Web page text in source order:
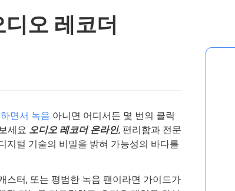
오 레코더
면서 녹음 아니면 어디서든 몇 번의 클릭
세요 오디오 레코더 온라인, 편리함과 전문
지털 기술의 비밀을 밝혀 가능성의 바다를
스터, 또는 평범한 녹음 팬이라면 가이드가